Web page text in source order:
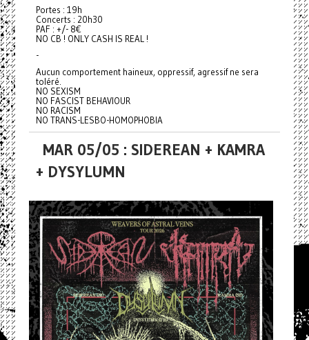
Portes : 19h
Concerts : 20h30
PAF : +/- 8€
NO CB ! ONLY CASH IS REAL !
-
Aucun comportement haineux, oppressif, agressif ne sera
toléré.
NO SEXISM
NO FASCIST BEHAVIOUR
NO RACISM
NO TRANS-LESBO-HOMOPHOBIA
MAR 05/05 : SIDEREAN + KAMRA
+ DYSYLUMN